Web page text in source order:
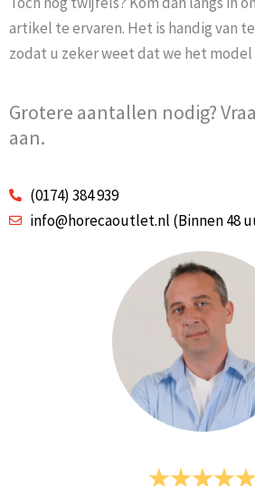
artikel te ervaren. Het is handig van
zodat u zeker weet dat we het model
Grotere aantallen nodig?
aan.
(0174) 384 939
info@horecaoutlet.nl (Binnen 48